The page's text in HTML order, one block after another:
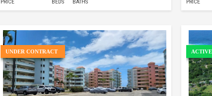
PRICE BEDS BATHS PRICE
UNDER CONTRACT ACTIVE